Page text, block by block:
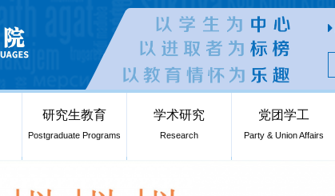
研究生教育
Postgraduate Programs
学术研究
Research
党团学工
Party & Union Affairs